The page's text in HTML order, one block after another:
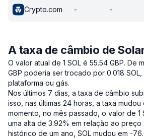
Crypto.com - -
A taxa de câmbio de
O valor atual de 1 SOL é 55.54 GBP. De
GBP poderia ser trocado por 0.018
plataforma ou gás.
Nos últimos 7 dias, a taxa de câmbio
isso, nas últimas 24 horas, a taxa mudou
momento, no mês passado, o valor de 1
uma alta de 3.92% em relação ao preço
histórico de um ano, SOL mudou em -